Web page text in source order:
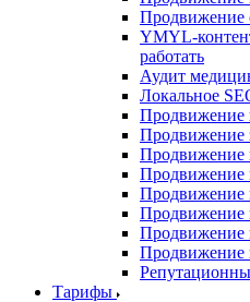
Продвижение
YMYL-
работать
Аудит
Локальное
Продвижение
Продвижение
Продвижение
Продвижение
Продвижение
Продвижение
Продвижение
Продвижение
Тарифы